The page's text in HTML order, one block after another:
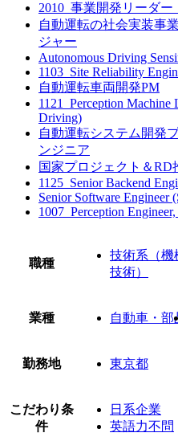
2010_事業開発リーダー
自動運転の社会実装事
ジャー
Autonomous Driving
1103_Site Reliability
自動運転車両開発PM
1121_Perception
Driving)
自動運転システム開発
ンジニア
国家プロジェクト＆RD
1125_Senior Backend
Senior Software Engineer
1007_Perception
職種
技術系（機
技術）
業種 自動車・部
勤務地 東京都
こだわり条
件
日系企業
英語力不問